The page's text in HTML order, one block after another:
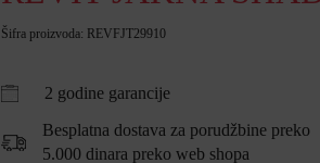
Šifra proizvoda: REVFJT29910
2 godine garancije
Besplatna dostava za porudžbine preko
5.000 dinara preko web shopa